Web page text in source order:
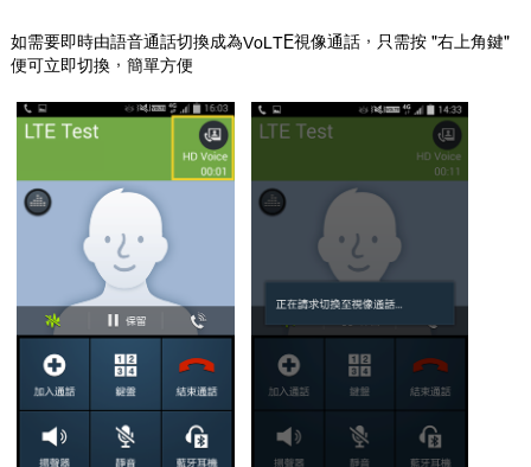
如需要即時由語音通話切換成為VoLTE視像通話，只需按 "右上角鍵"
便可立即切換，簡單方便